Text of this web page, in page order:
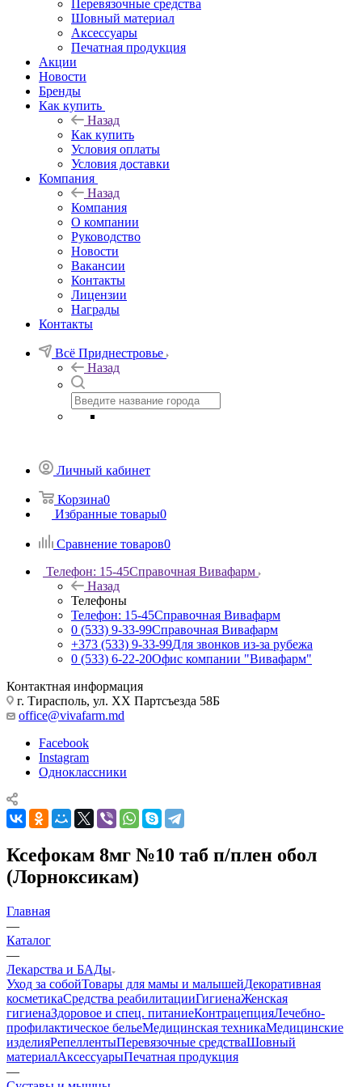
Перевязочные средства
Шовный материал
Аксессуары
Печатная продукция
Акции
Новости
Бренды
Как купить
Назад
Как купить
Условия оплаты
Условия доставки
Компания
Назад
Компания
О компании
Руководство
Новости
Вакансии
Контакты
Лицензии
Награды
Контакты
Всё Приднестровье
Назад
Личный кабинет
Корзина0
Избранные товары0
Сравнение товаров0
Телефон: 15-45Справочная Вивафарм
Назад
Телефоны
Телефон: 15-45Справочная Вивафарм
0 (533) 9-33-99Справочная Вивафарм
+373 (533) 9-33-99Для звонков из-за рубежа
0 (533) 6-22-20Офис компании "Вивафарм"
Контактная информация
г. Тирасполь, ул. ХХ Партсъезда 58Б
office@vivafarm.md
Facebook
Instagram
Одноклассники
Ксефокам 8мг №10 таб п/плен обол
(Лорноксикам)
Главная
—
Каталог
—
Лекарства и БАДы
Уход за собойТовары для мамы и малышейДекоративная
косметикаСредства реабилитацииГигиенаЖенская
гигиенаЗдоровое и спец. питаниеКонтрацепцияЛечебно-
профилактическое бельеМедицинская техникаМедицинские
изделияРепеллентыПеревязочные средстваШовный
материалАксессуарыПечатная продукция
—